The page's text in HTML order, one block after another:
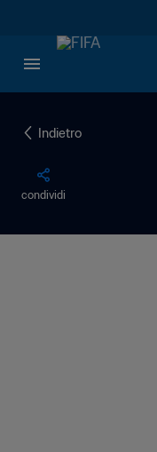
Indietro
condividi